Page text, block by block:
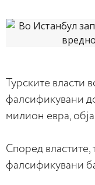
Турските власти
фалсификувани
милион евра,
Според властите,
фалсификувани